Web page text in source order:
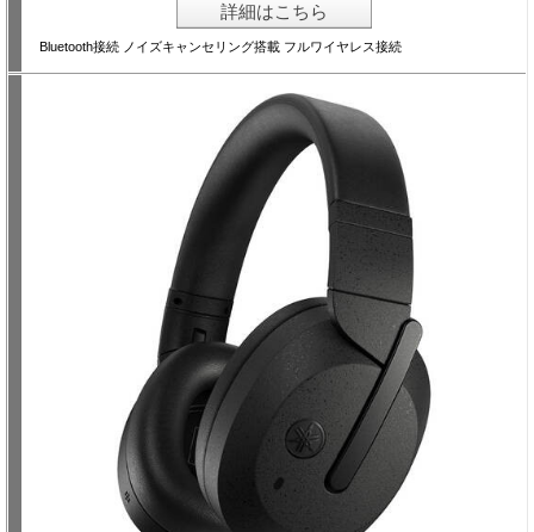
詳細はこちら
Bluetooth接続 ノイズキャンセリング搭載 フルワイヤレス接続